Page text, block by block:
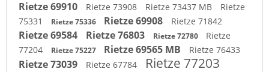
Rietze 69910
Rietze 73908 Rietze 73437 MB
Rietze
75331
Rietze 75336 Rietze 69908 Rietze 71842
Rietze 69584 Rietze 76803 Rietze 72780
Rietze
77204
Rietze 75227 Rietze 69565 MB Rietze 76433
Rietze 73039 Rietze 67784 Rietze 77203